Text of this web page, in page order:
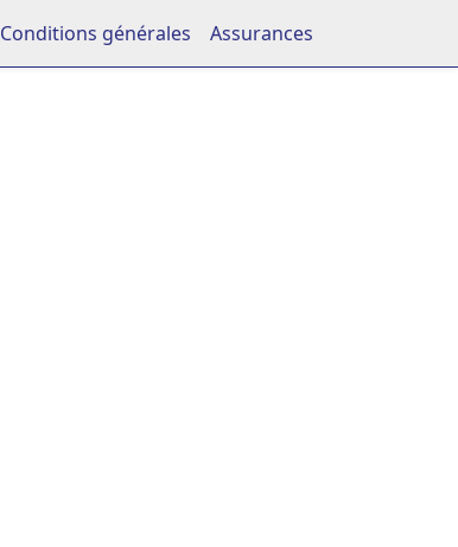
Conditions générales Assurances